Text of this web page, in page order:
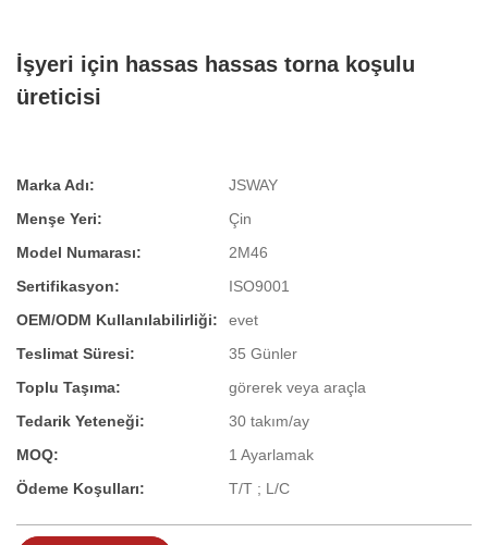
İşyeri için hassas hassas torna koşulu
üreticisi
Marka Adı:
JSWAY
Menşe Yeri:
Çin
Model Numarası:
2M46
Sertifikasyon:
ISO9001
OEM/ODM Kullanılabilirliği:
evet
Teslimat Süresi:
35 Günler
Toplu Taşıma:
görerek veya araçla
Tedarik Yeteneği:
30 takım/ay
MOQ:
1 Ayarlamak
Ödeme Koşulları:
T/T ; L/C